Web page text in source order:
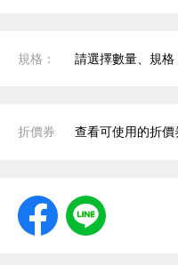
規格： 請選擇數量、規格
折價券 查看可使用的折價